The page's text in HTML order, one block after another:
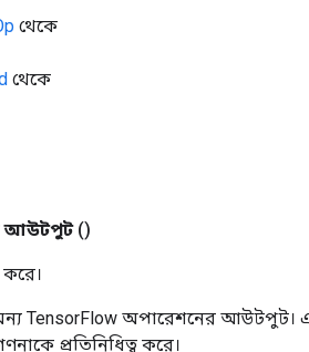
থেকে
থেকে
আউটপুট ()
করে।
TensorFlow অপারেশনের আউটপুট।
প্রতিনিধিত্ব করে।